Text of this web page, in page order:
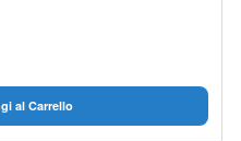
al Carrello